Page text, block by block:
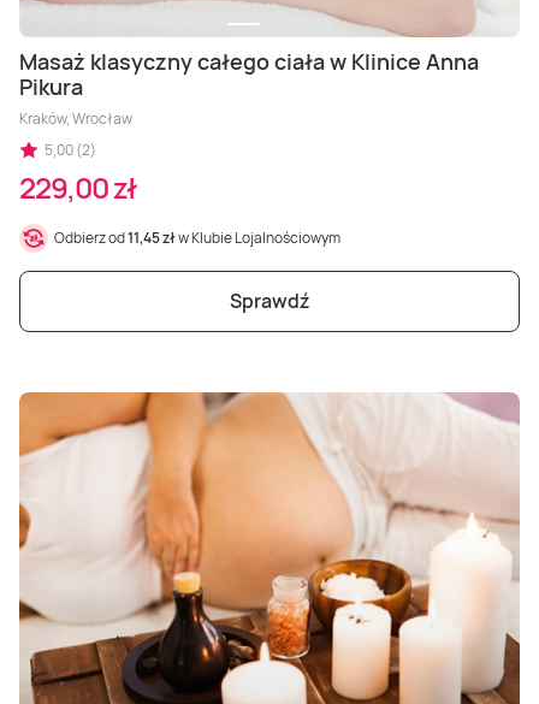
Masaż klasyczny całego ciała w Klinice Anna
Pikura
Kraków, Wrocław
5,00 (2)
229,00 zł
Odbierz od11,45 złw Klubie Lojalnościowym
Sprawdź